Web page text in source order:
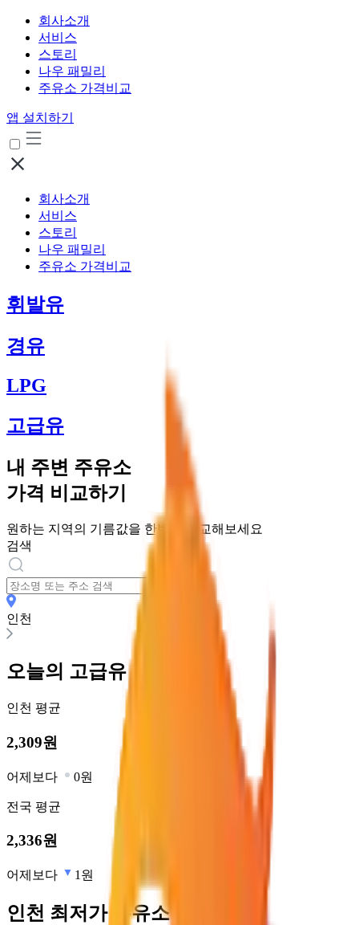
회사소개
서비스
스토리
나우 패밀리
주유소 가격비교
앱 설치하기
회사소개
서비스
스토리
나우 패밀리
주유소 가격비교
휘발유
경유
LPG
고급유
내 주변 주유소
가격 비교하기
원하는 지역의 기름값을 한번에 비교해보세요
검색
인천
오늘의 고급유가격
인천 평균
2,309원
어제보다 0원
전국 평균
2,336원
어제보다 1원
인천 최저가 주유소